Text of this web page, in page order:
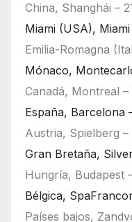
China, Shanghái –
Miami (USA),
Emilia-Romagna
Mónaco,
Canadá, Montreal –
España, Barcelona
Austria, Spielberg –
Gran Bretaña,
Hungría, Budapest
Bélgica,
Países bajos,